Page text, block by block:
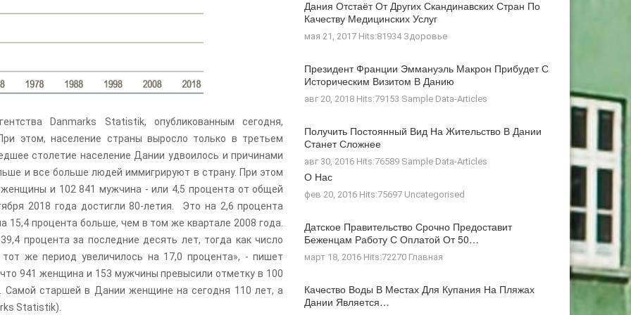
Danmarks Statistik, опубликованным сегодня,
этом, население страны выросло только в третьем
столетие население Дании удвоилось и причинами
и все больше людей иммигрируют в страну. При этом
и 102 841 мужчина - или 4,5 процента от общей
2018 года достигли 80-летия. Это на 2,6 процента
процента больше, чем в том же квартале 2008 года.
процента за последние десять лет, тогда как число
же период увеличилось на 17,0 процента», - пишет
941 женщина и 153 мужчины превысили отметку в 100
Самой старшей в Дании женщине на сегодня 110 лет, а
Statistik).
Дания Отстаёт От Других Скандинавских Стран По
Качеству Медицинских Услуг
мая 21, 2017 Hits:81934 Здоровье
Президент Франции Эммануэль Макрон Прибудет С
Историческим Визитом В Данию
авг 20, 2018 Hits:79153 Sample Data-Articles
Получить Постоянный Вид На Жительство В Дании
Станет Сложнее
авг 30, 2016 Hits:76589 Sample Data-Articles
О Нас
фев 20, 2016 Hits:75697 Uncategorised
Датское Правительство Срочно Предоставит
Беженцам Работу С Оплатой От 50…
март 18, 2016 Hits:72270 Главная
Качество Воды В Местах Для Купания На Пляжах
Дании Является…